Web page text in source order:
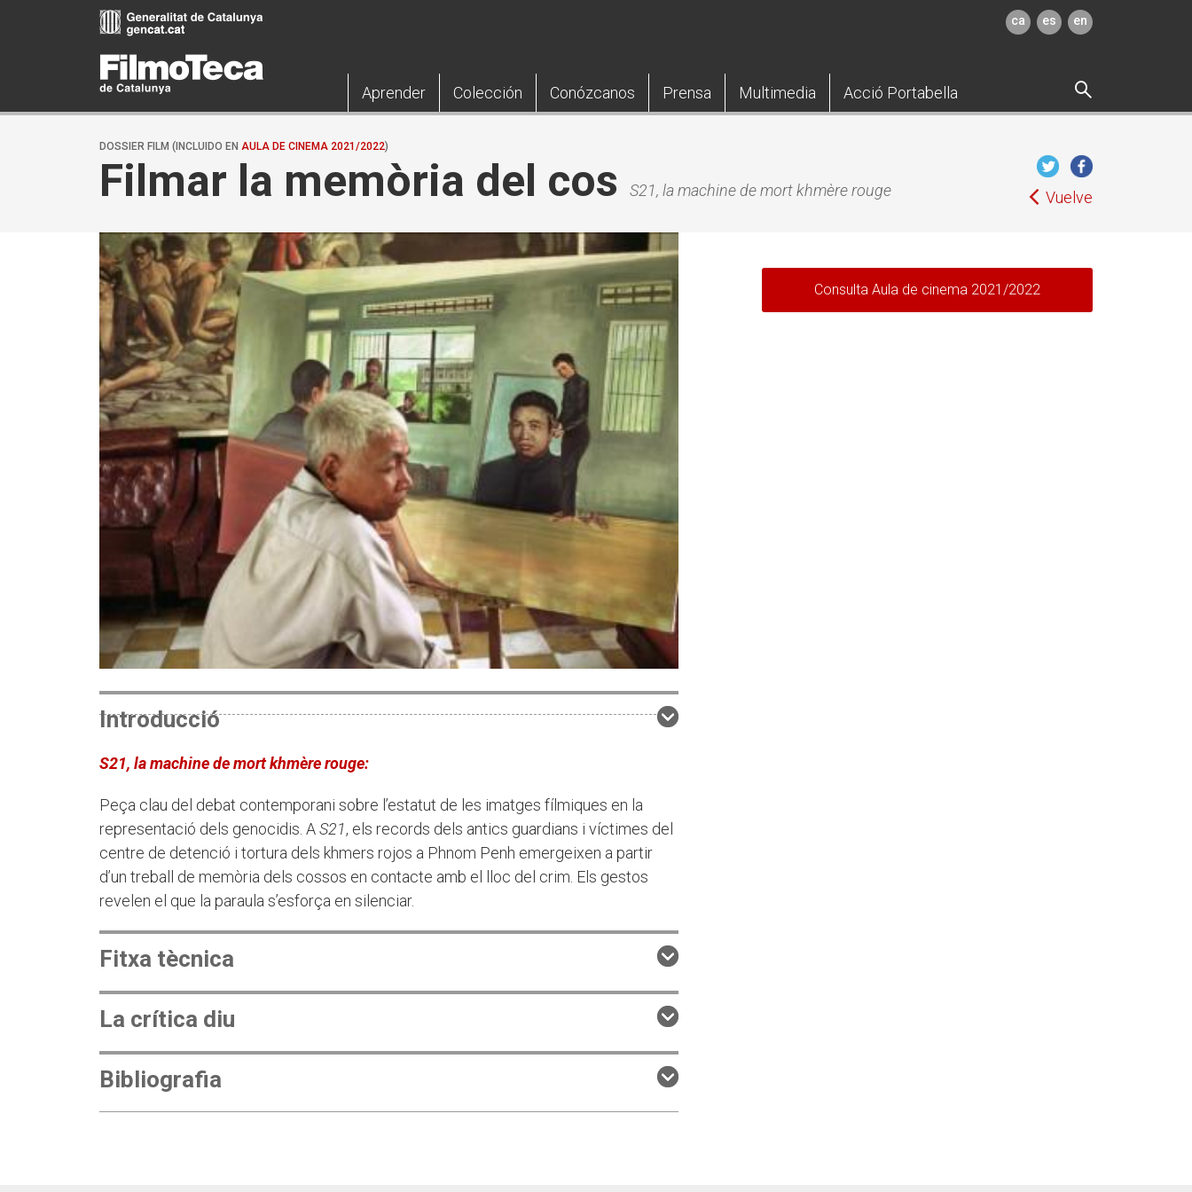
ca es en
Aprender Colección Conózcanos Prensa Multimedia Acció Portabella
DOSSIER FILM (INCLUIDO EN AULA DE CINEMA 2021/2022)
Filmar la memòria del cos S21, la machine de mort khmère rouge Vuelve
Introducció
S21, la machine de mort khmère rouge:
Peça clau del debat contemporani sobre l’estatut de les imatges fílmiques en la
representació dels genocidis. AS21, els records dels antics guardians i víctimes del
centre de detenció i tortura dels khmers rojos a Phnom Penh emergeixen a partir
d’un treball de memòria dels cossos en contacte amb el lloc del crim. Els gestos
revelen el que la paraula s’esforça en silenciar.
Fitxa tècnica
La crítica diu
Bibliografia
Consulta Aula de cinema 2021/2022